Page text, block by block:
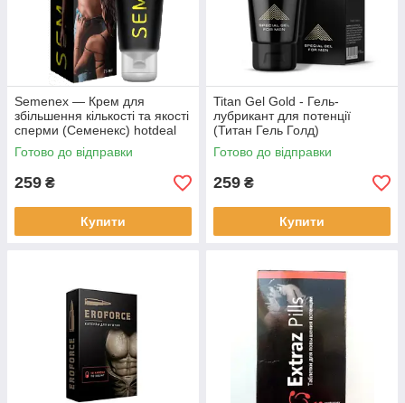
Semenex — Крем для
збільшення кількості та якості
сперми (Семенекс) hotdeal
Готово до відправки
259 ₴
Купити
Titan Gel Gold - Гель-
лубрикант для потенції
(Титан Гель Голд)
Готово до відправки
259 ₴
Купити